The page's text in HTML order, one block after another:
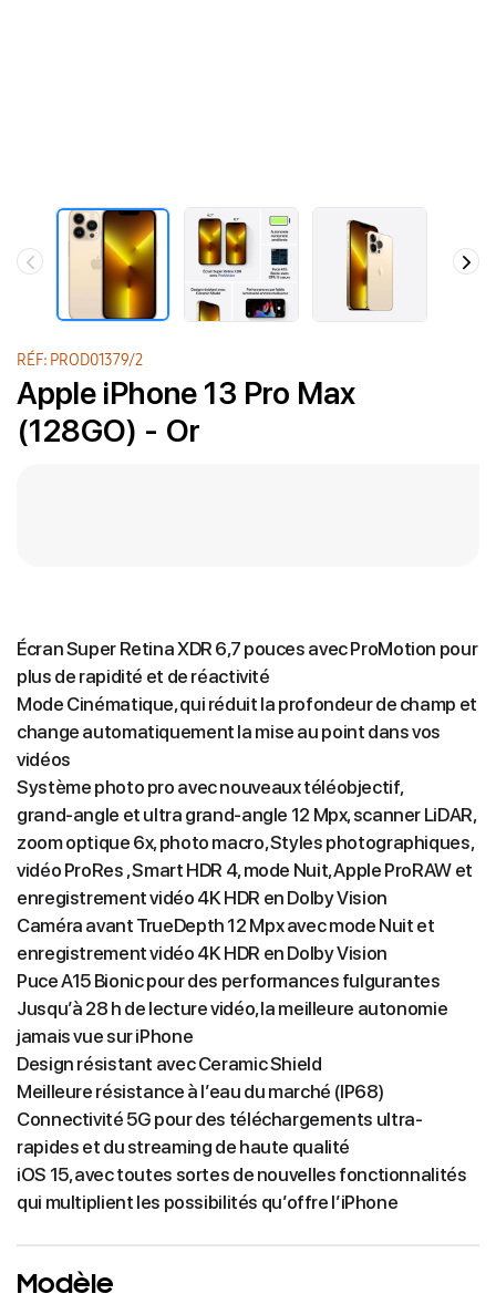
RÉF: PROD01379/2
Apple iPhone 13 Pro Max
(128GO) - Or
Écran Super Retina XDR 6,7 pouces avec ProMotion pour
plus de rapidité et de réactivité
Mode Cinématique, qui réduit la profondeur de champ et
change automatiquement la mise au point dans vos
vidéos
Système photo pro avec nouveaux téléobjectif,
grand‑angle et ultra grand‑angle 12 Mpx, scanner LiDAR,
zoom optique 6x, photo macro, Styles photographiques,
vidéo ProRes , Smart HDR 4, mode Nuit, Apple ProRAW et
enregistrement vidéo 4K HDR en Dolby Vision
Caméra avant TrueDepth 12 Mpx avec mode Nuit et
enregistrement vidéo 4K HDR en Dolby Vision
Puce A15 Bionic pour des performances fulgurantes
Jusqu’à 28 h de lecture vidéo, la meilleure autonomie
jamais vue sur iPhone
Design résistant avec Ceramic Shield
Meilleure résistance à l’eau du marché (IP68)
Connectivité 5G pour des téléchargements ultra-
rapides et du streaming de haute qualité
iOS 15, avec toutes sortes de nouvelles fonctionnalités
qui multiplient les possibilités qu’offre l’iPhone
Modèle